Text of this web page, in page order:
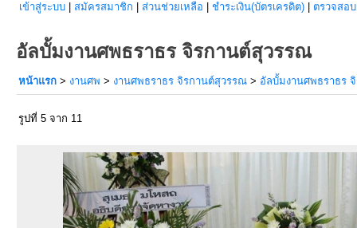
เข้าสู่ระบบ สมัครสมาชิก ส่วนช่วยเหลือ ชำระเงิน(บัตรเครดิต) ตรวจสอ
อัลบั้มงานศพธราธร จิรกานต์สุวรรณ
หน้าแรก > งานศพ > งานศพธราธร จิรกานต์สุวรรณ > อัลบั้มงานศพธราธร
รูปที่ 5 จาก 11